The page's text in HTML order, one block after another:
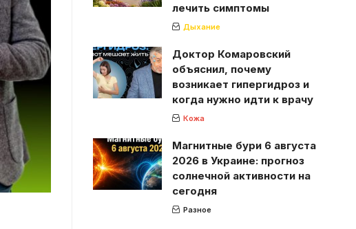
лечить симптомы
Дыхание
Доктор Комаровский
объяснил, почему
возникает гипергидроз и
когда нужно идти к врачу
Кожа
Магнитные бури 6 августа
2026 в Украине: прогноз
солнечной активности на
сегодня
Разное